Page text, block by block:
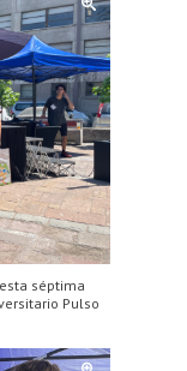
séptima
Pulso